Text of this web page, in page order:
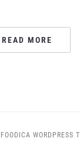
READ MORE
FOODICA WORDPRESS